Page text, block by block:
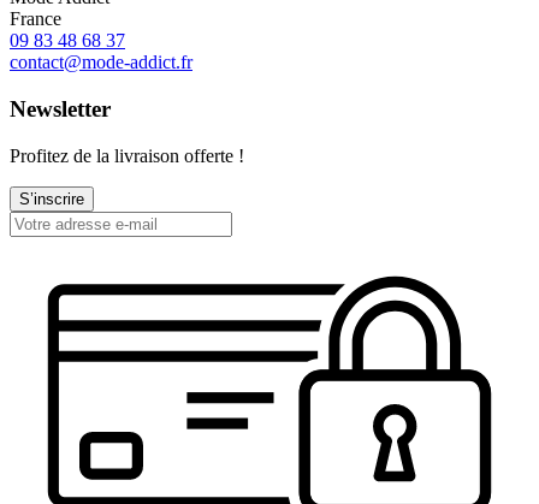
France
09 83 48 68 37
contact@mode-addict.fr
Newsletter
Profitez de la livraison offerte !
S’inscrire